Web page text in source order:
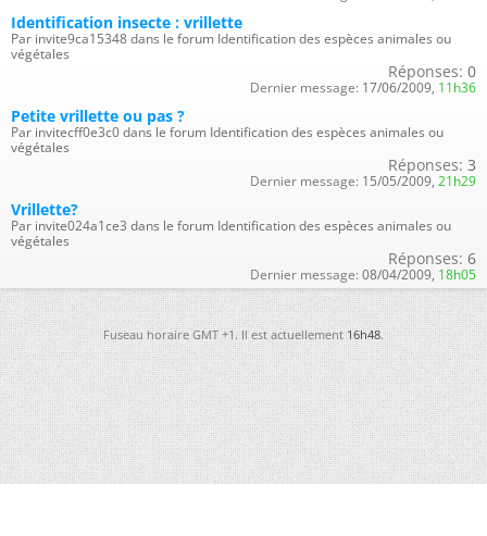
Identification insecte : vrillette
Par invite9ca15348 dans le forum Identification des espèces animales ou
végétales
Réponses: 0
Dernier message: 17/06/2009, 11h36
Petite vrillette ou pas ?
Par invitecff0e3c0 dans le forum Identification des espèces animales ou
végétales
Réponses: 3
Dernier message: 15/05/2009, 21h29
Vrillette?
Par invite024a1ce3 dans le forum Identification des espèces animales ou
végétales
Réponses: 6
Dernier message: 08/04/2009, 18h05
Fuseau horaire GMT +1. Il est actuellement16h48.